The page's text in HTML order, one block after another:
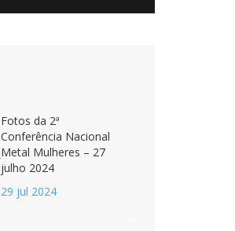
Fotos da 2ª
Conferência Nacional
Metal Mulheres – 27
julho 2024
29 jul 2024